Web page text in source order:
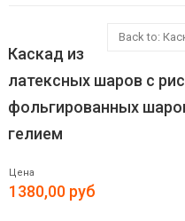
Back to:
Каскад из
латексных шаров с
фольгированных
гелием
Цена
1380,00 руб